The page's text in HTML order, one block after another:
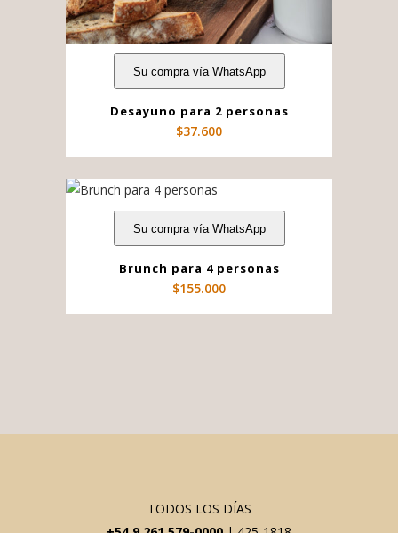
Su compra vía WhatsApp
Desayuno para 2 personas
$37.600
Su compra vía WhatsApp
Brunch para 4 personas
$155.000
TODOS LOS DÍAS